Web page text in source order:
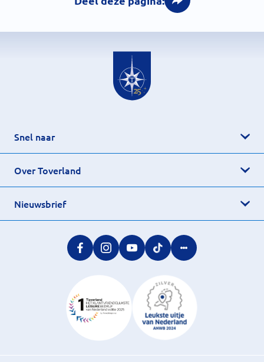
Snel naar
Over Toverland
Nieuwsbrief